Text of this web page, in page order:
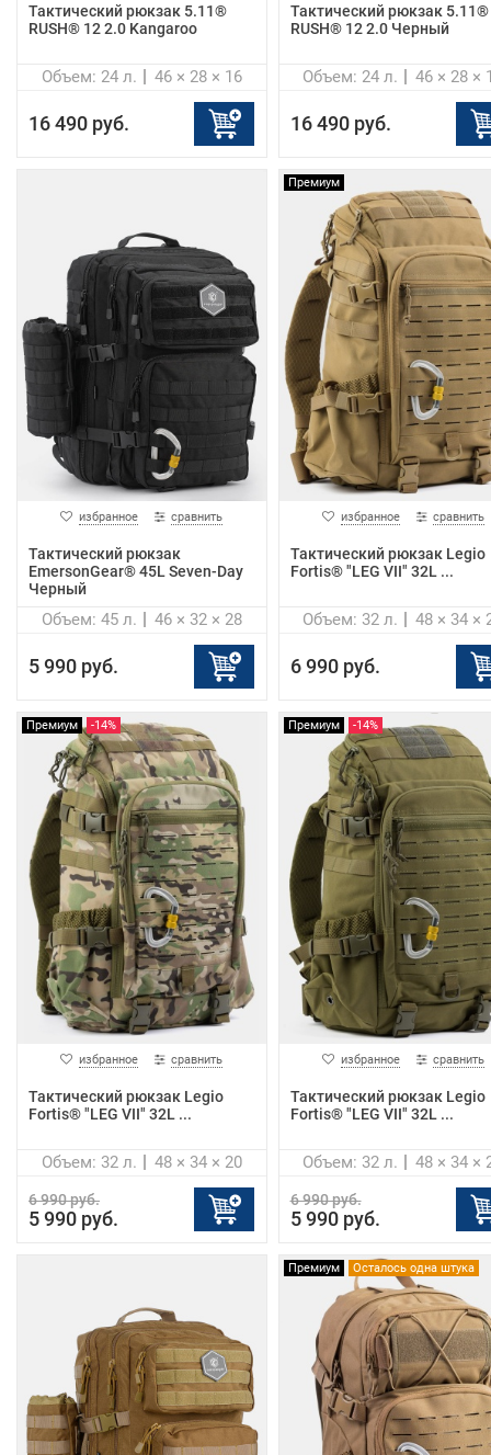
Тактический рюкзак 5.11®
RUSH® 12 2.0 Kangaroo
46 × 28 × 16
Объем: 24 л.
16 490 руб.
Тактический рюкзак 5.11®
RUSH® 12 2.0 Черный
46 × 28 ×
Объем: 24 л.
16 490 руб.
избранное сравнить
Тактический рюкзак
EmersonGear® 45L Seven-Day
Черный
46 × 32 × 28
Объем: 45 л.
5 990 руб.
Премиум
избранное сравнить
Тактический рюкзак Legio
Fortis® "LEG VII" 32L ...
48 × 34 ×
Объем: 32 л.
6 990 руб.
Премиум -14%
избранное сравнить
Тактический рюкзак Legio
Fortis® "LEG VII" 32L ...
48 × 34 × 20
Объем: 32 л.
6 990 руб.
5 990 руб.
Премиум -14%
избранное сравнить
Тактический рюкзак Legio
Fortis® "LEG VII" 32L ...
48 × 34 ×
Объем: 32 л.
6 990 руб.
5 990 руб.
Премиум Осталось одна штука